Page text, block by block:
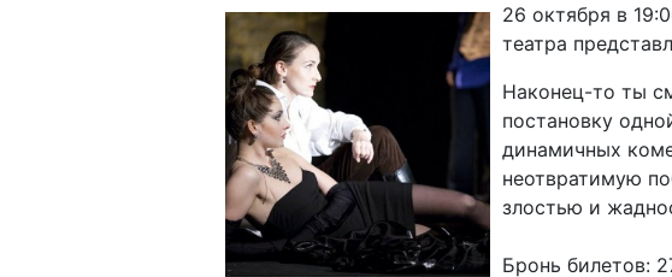
26 октября в
театра
Наконец-то ты
постановку
динамичных
неотвратимую
злостью и
Бронь билетов: